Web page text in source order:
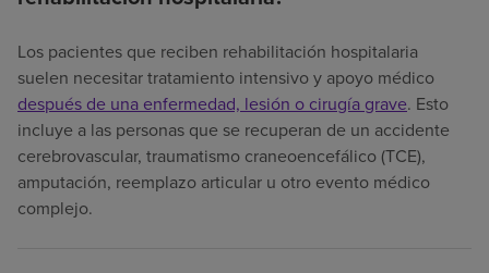
Los pacientes que reciben rehabilitación hospitalaria
suelen necesitar tratamiento intensivo y apoyo médico
después de una enfermedad, lesión o cirugía grave. Esto
incluye a las personas que se recuperan de un accidente
cerebrovascular, traumatismo craneoencefálico (TCE),
amputación, reemplazo articular u otro evento médico
complejo.